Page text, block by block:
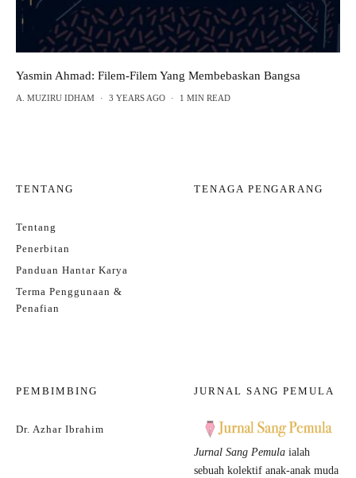
Yasmin Ahmad: Filem-Filem Yang Membebaskan Bangsa
A. MUZIRU IDHAM · 3 YEARS AGO · 1 MIN READ
TENTANG
Tentang
Penerbitan
Panduan Hantar Karya
Terma Penggunaan &
Penafian
TENAGA PENGARANG
PEMBIMBING
Dr. Azhar Ibrahim
JURNAL SANG PEMULA
Jurnal Sang Pemula ialah
sebuah kolektif anak-anak muda